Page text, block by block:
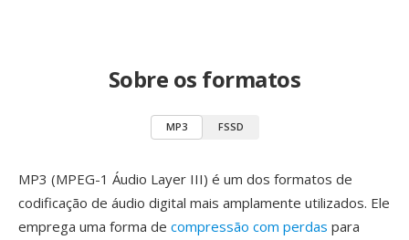
Sobre os formatos
MP3 FSSD
MP3 (MPEG-1 Áudio Layer III) é um dos formatos de
codificação de áudio digital mais amplamente utilizados. Ele
emprega uma forma de compressão com perdas para